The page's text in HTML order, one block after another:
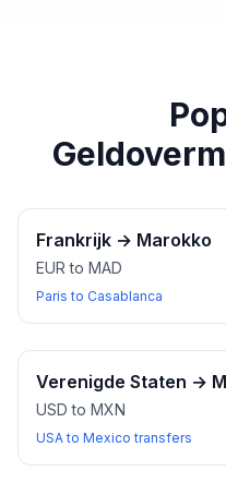
Frankrijk → Marokko
EUR to MAD
Paris to Casablanca
Verenigde Staten →
USD to MXN
USA to Mexico transfers